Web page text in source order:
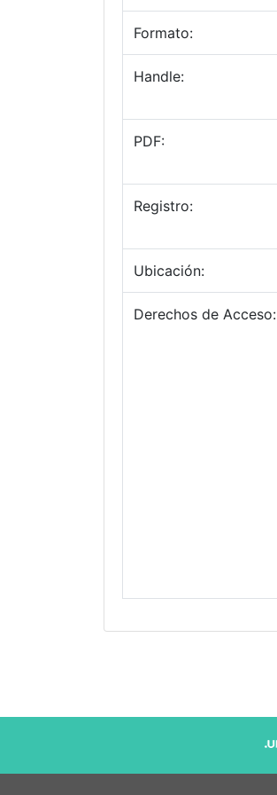
Formato:
Handle:
PDF:
Registro:
Ubicación:
Derechos de Acceso: